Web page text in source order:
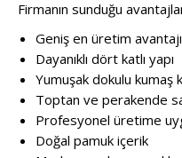
Firmanın sunduğu
Geniş en üretim avantajı
Dayanıklı dört katlı yapı
Yumuşak dokulu kumaş
Toptan ve perakende
Profesyonel üretime
Doğal pamuk içerik